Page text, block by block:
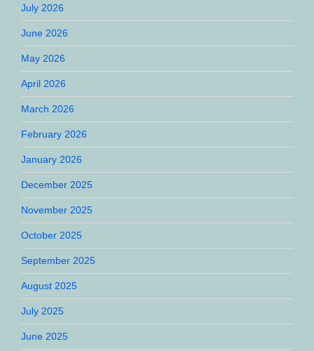
July 2026
June 2026
May 2026
April 2026
March 2026
February 2026
January 2026
December 2025
November 2025
October 2025
September 2025
August 2025
July 2025
June 2025